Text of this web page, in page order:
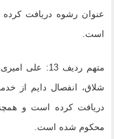
است.
شلاق، انفصال دایم از
محکوم شده است.